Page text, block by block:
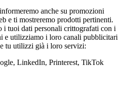
anche su promozioni
e ti mostreremo prodotti pertinenti.
i tuoi dati personali crittografati con i
e utilizziamo i loro canali pubblicitari
tu utilizzi già i loro servizi:
LinkedIn, Printerest, TikTok